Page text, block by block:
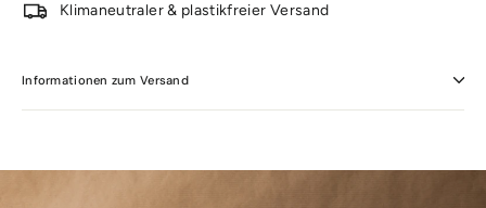
Klimaneutraler & plastikfreier Versand
Informationen zum Versand